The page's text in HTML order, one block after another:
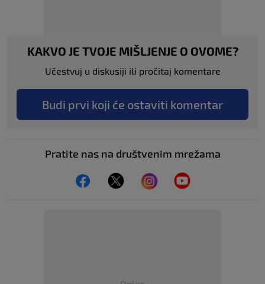
KAKVO JE TVOJE MIŠLJENJE O OVOME?
Učestvuj u diskusiji ili pročitaj komentare
Budi prvi koji će ostaviti komentar
Pratite nas na društvenim mrežama